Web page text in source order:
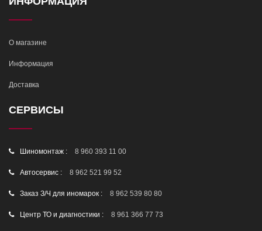
О магазине
Информация
Доставка
СЕРВИСЫ
Шиномонтаж : 8 960 393 11 00
Автосервис : 8 962 521 99 52
Заказ З/Ч для иномарок : 8 962 539 80 80
Центр ТО и диагностики : 8 961 366 77 73